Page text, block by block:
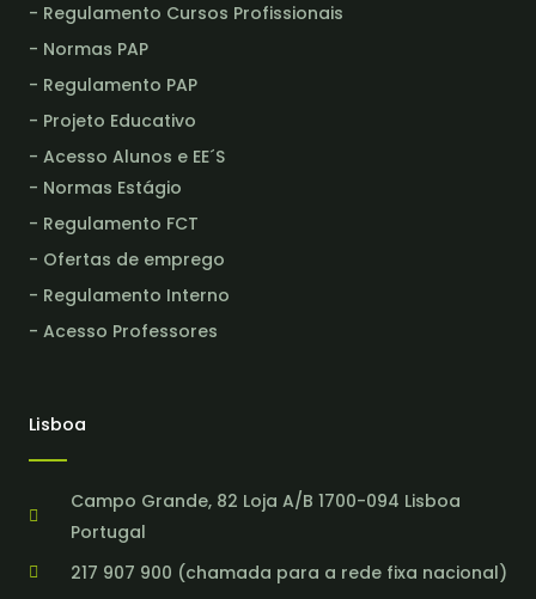
- Regulamento Cursos Profissionais
- Normas PAP
- Regulamento PAP
- Projeto Educativo
- Acesso Alunos e EE´S
- Normas Estágio
- Regulamento FCT
- Ofertas de emprego
- Regulamento Interno
- Acesso Professores
Lisboa
Campo Grande, 82 Loja A/B 1700-094 Lisboa
Portugal
217 907 900 (chamada para a rede fixa nacional)